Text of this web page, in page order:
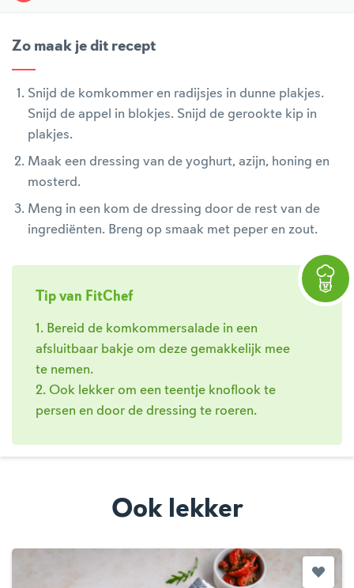
Zo maak je dit recept
Snijd de komkommer en radijsjes in dunne plakjes.
Snijd de appel in blokjes. Snijd de gerookte kip in
plakjes.
Maak een dressing van de yoghurt, azijn, honing en
mosterd.
Meng in een kom de dressing door de rest van de
ingrediënten. Breng op smaak met peper en zout.
Tip van FitChef
1. Bereid de komkommersalade in een
afsluitbaar bakje om deze gemakkelijk mee
te nemen.
2. Ook lekker om een teentje knoflook te
persen en door de dressing te roeren.
Ook lekker